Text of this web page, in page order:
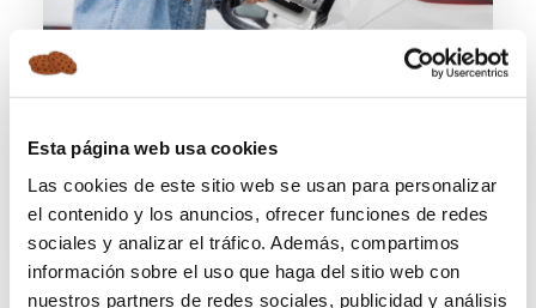
Esta página web usa cookies
Las cookies de este sitio web se usan para personalizar
el contenido y los anuncios, ofrecer funciones de redes
sociales y analizar el tráfico. Además, compartimos
información sobre el uso que haga del sitio web con
nuestros partners de redes sociales, publicidad y análisis
GLP: CÓMO FUNCIONA Y DIFERENCIAS CON
ADBLUE
22/07/2026